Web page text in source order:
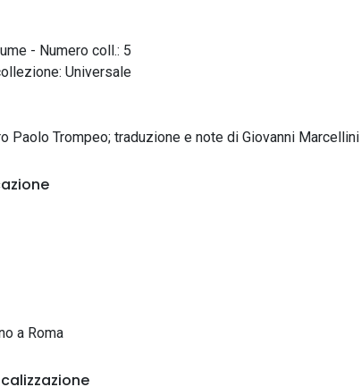
- Numero coll.: 5
Universale
Paolo Trompeo; traduzione e note di Giovanni Marcellini
a Roma